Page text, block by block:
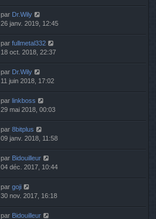
par Dr.Wily
26 janv. 2019, 12:45
par fullmetal332
18 oct. 2018, 22:37
par Dr.Wily
11 juin 2018, 17:02
par linkboss
29 mai 2018, 00:03
par 8bitplus
09 janv. 2018, 11:58
par Bidouilleur
04 déc. 2017, 10:44
par goji
30 nov. 2017, 16:18
par Bidouilleur